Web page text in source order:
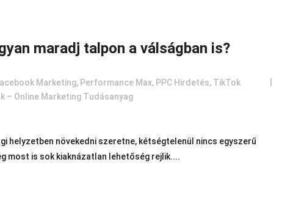
maradj talpon a válságban is?
Marketing, Performance Max, PPC Hirdetés, TikTok
– Online Marketing Tudásanyag
helyzetben növekedni szeretne, kétségtelenül nincs egyszerű
most is sok kiaknázatlan lehetőség rejlik....